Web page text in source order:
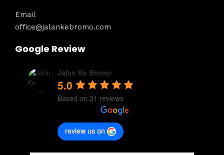
Email
office@jalankebromo.com
Google Review
Jalan Ke Bromo
5.0
Based on 31 reviews
review us on